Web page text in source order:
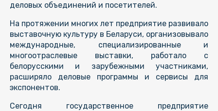
деловых объединений и посетителей.
На протяжении многих лет предприятие развивало
выставочную культуру в Беларуси, организовывало
международные, специализированные и
многоотраслевые выставки, работало с
белорусскими и зарубежными участниками,
расширяло деловые программы и сервисы для
экспонентов.
Сегодня государственное предприятие